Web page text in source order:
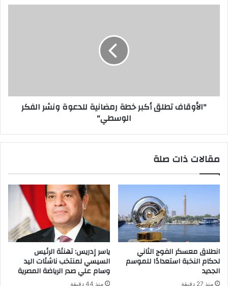
"الأوقاف تطلق أكبر خطة رمضانية للدعوة ونشر الفكر
الوسطي"
مقالات ذات صلة
انطلاق معسكر الفوج الثاني
لحكام النخبة استعدادًا للموسم
الجديد
منذ 27 دقيقة
ياسر إدريس: تهنئة الرئيس
السيسي لمنتخب ناشئات اليد
وسام علي صدر الرياضة المصرية
منذ 44 دقيقة